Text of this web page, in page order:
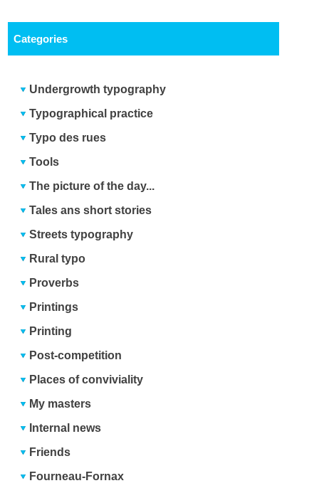
Categories
Undergrowth typography
Typographical practice
Typo des rues
Tools
The picture of the day...
Tales ans short stories
Streets typography
Rural typo
Proverbs
Printings
Printing
Post-competition
Places of conviviality
My masters
Internal news
Friends
Fourneau-Fornax